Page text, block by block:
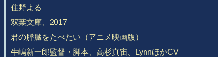
住野よる
双葉文庫、2017
君の膵臓をたべたい（アニメ映画版）
牛嶋新一郎監督・脚本、高杉真宙、LynnほかCV